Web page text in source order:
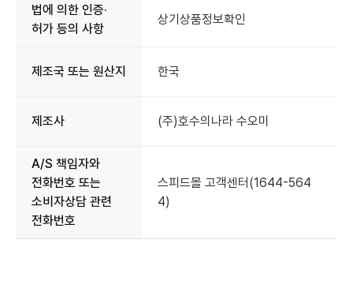
법에 의한 인증·
허가 등의 사항
상기상품정보확인
제조국 또는 원산지 한국
제조사 (주)호수의나라 수오미
A/S 책임자와
전화번호 또는
소비자상담 관련
전화번호
스피드몰 고객센터(1644-564
4)